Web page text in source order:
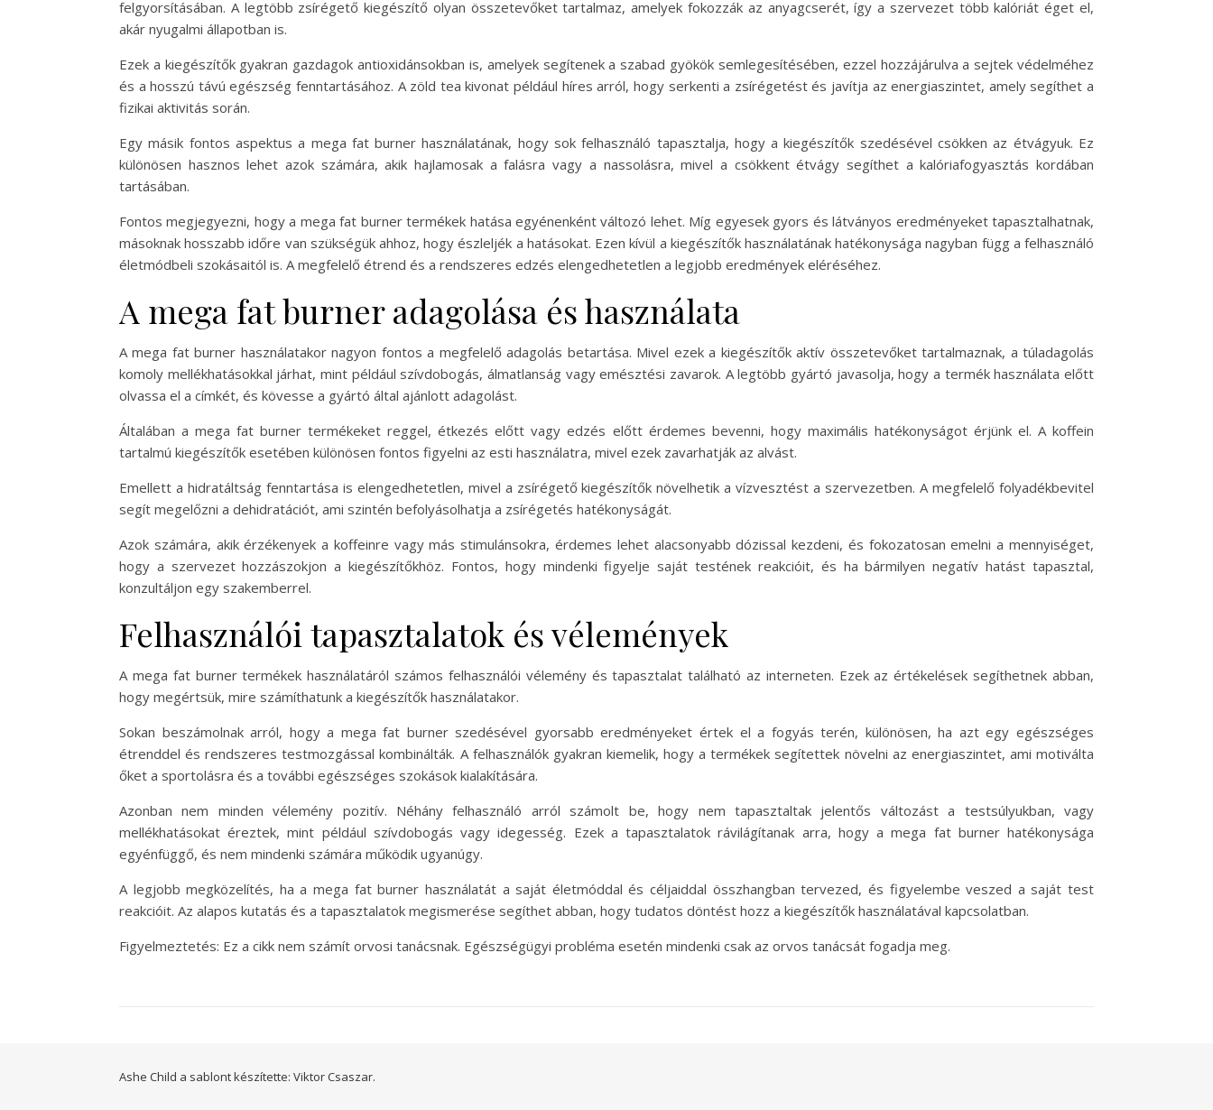
felgyorsításában. A legtöbb zsírégető kiegészítő olyan összetevőket tartalmaz, amelyek fokozzák az anyagcserét, így a szervezet több kalóriát éget el,
akár nyugalmi állapotban is.
Ezek a kiegészítők gyakran gazdagok antioxidánsokban is, amelyek segítenek a szabad gyökök semlegesítésében, ezzel hozzájárulva a sejtek védelméhez
és a hosszú távú egészség fenntartásához. A zöld tea kivonat például híres arról, hogy serkenti a zsírégetést és javítja az energiaszintet, amely segíthet a
fizikai aktivitás során.
Egy másik fontos aspektus a mega fat burner használatának, hogy sok felhasználó tapasztalja, hogy a kiegészítők szedésével csökken az étvágyuk. Ez
különösen hasznos lehet azok számára, akik hajlamosak a falásra vagy a nassolásra, mivel a csökkent étvágy segíthet a kalóriafogyasztás kordában
tartásában.
Fontos megjegyezni, hogy a mega fat burner termékek hatása egyénenként változó lehet. Míg egyesek gyors és látványos eredményeket tapasztalhatnak,
másoknak hosszabb időre van szükségük ahhoz, hogy észleljék a hatásokat. Ezen kívül a kiegészítők használatának hatékonysága nagyban függ a felhasználó
életmódbeli szokásaitól is. A megfelelő étrend és a rendszeres edzés elengedhetetlen a legjobb eredmények eléréséhez.
A mega fat burner adagolása és használata
A mega fat burner használatakor nagyon fontos a megfelelő adagolás betartása. Mivel ezek a kiegészítők aktív összetevőket tartalmaznak, a túladagolás
komoly mellékhatásokkal járhat, mint például szívdobogás, álmatlanság vagy emésztési zavarok. A legtöbb gyártó javasolja, hogy a termék használata előtt
olvassa el a címkét, és kövesse a gyártó által ajánlott adagolást.
Általában a mega fat burner termékeket reggel, étkezés előtt vagy edzés előtt érdemes bevenni, hogy maximális hatékonyságot érjünk el. A koffein
tartalmú kiegészítők esetében különösen fontos figyelni az esti használatra, mivel ezek zavarhatják az alvást.
Emellett a hidratáltság fenntartása is elengedhetetlen, mivel a zsírégető kiegészítők növelhetik a vízvesztést a szervezetben. A megfelelő folyadékbevitel
segít megelőzni a dehidratációt, ami szintén befolyásolhatja a zsírégetés hatékonyságát.
Azok számára, akik érzékenyek a koffeinre vagy más stimulánsokra, érdemes lehet alacsonyabb dózissal kezdeni, és fokozatosan emelni a mennyiséget,
hogy a szervezet hozzászokjon a kiegészítőkhöz. Fontos, hogy mindenki figyelje saját testének reakcióit, és ha bármilyen negatív hatást tapasztal,
konzultáljon egy szakemberrel.
Felhasználói tapasztalatok és vélemények
A mega fat burner termékek használatáról számos felhasználói vélemény és tapasztalat található az interneten. Ezek az értékelések segíthetnek abban,
hogy megértsük, mire számíthatunk a kiegészítők használatakor.
Sokan beszámolnak arról, hogy a mega fat burner szedésével gyorsabb eredményeket értek el a fogyás terén, különösen, ha azt egy egészséges
étrenddel és rendszeres testmozgással kombinálták. A felhasználók gyakran kiemelik, hogy a termékek segítettek növelni az energiaszintet, ami motiválta
őket a sportolásra és a további egészséges szokások kialakítására.
Azonban nem minden vélemény pozitív. Néhány felhasználó arról számolt be, hogy nem tapasztaltak jelentős változást a testsúlyukban, vagy
mellékhatásokat éreztek, mint például szívdobogás vagy idegesség. Ezek a tapasztalatok rávilágítanak arra, hogy a mega fat burner hatékonysága
egyénfüggő, és nem mindenki számára működik ugyanúgy.
A legjobb megközelítés, ha a mega fat burner használatát a saját életmóddal és céljaiddal összhangban tervezed, és figyelembe veszed a saját test
reakcióit. Az alapos kutatás és a tapasztalatok megismerése segíthet abban, hogy tudatos döntést hozz a kiegészítők használatával kapcsolatban.
Figyelmeztetés: Ez a cikk nem számít orvosi tanácsnak. Egészségügyi probléma esetén mindenki csak az orvos tanácsát fogadja meg.
Ashe Child a sablont készítette: Viktor Csaszar.